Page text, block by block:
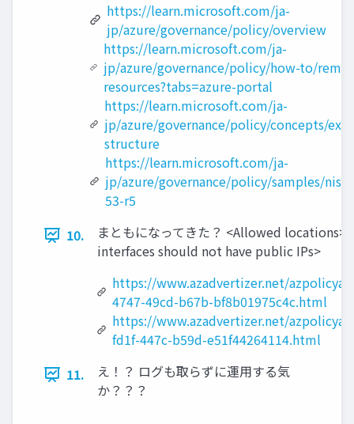
https://learn.microsoft.com/ja-
jp/azure/governance/policy/overview
https://learn.microsoft.com/ja-
jp/azure/governance/policy/how-to/
resources?tabs=azure-portal
https://learn.microsoft.com/ja-
jp/azure/governance/policy/concepts/
structure
https://learn.microsoft.com/ja-
jp/azure/governance/policy/samples/nist-
53-r5
10.
まともになってきた？ <Allowed locations>
interfaces should not have public IPs>
https://www.azadvertizer.net/
4747-49cd-b67b-bf8b01975c4c.html
https://www.azadvertizer.net/
fd1f-447c-b59d-e51f44264114.html
11.
え！？ ログも取らずに運用する気
か？？？